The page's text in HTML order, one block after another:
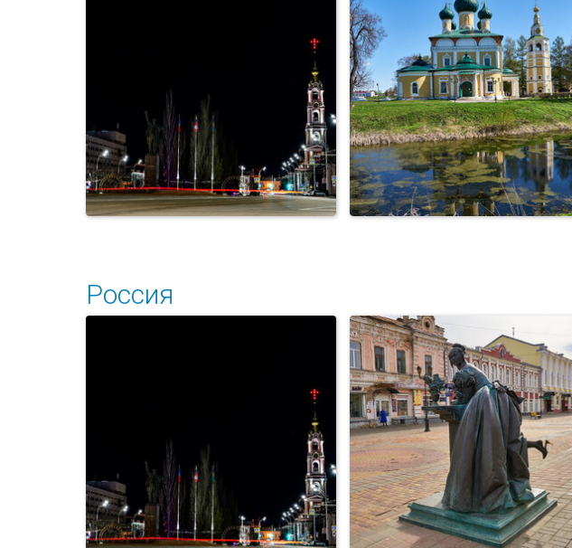
Углич. Храм Преображения
Господня и П...
Углич. Храм Преображения
Господня и П...
Россия